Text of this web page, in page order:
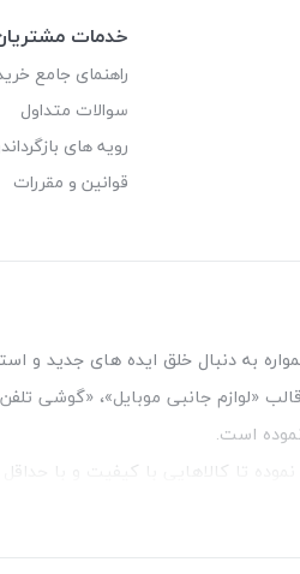
خدمات
راهنمای جامع
سوالات متداول
رویه های
قوانین و مقررات
به دنبال خلق ایده های جدید و
«لوازم جانبی موبایل»، «گوشی
است.
تا کالاهایی با کیفیت و با